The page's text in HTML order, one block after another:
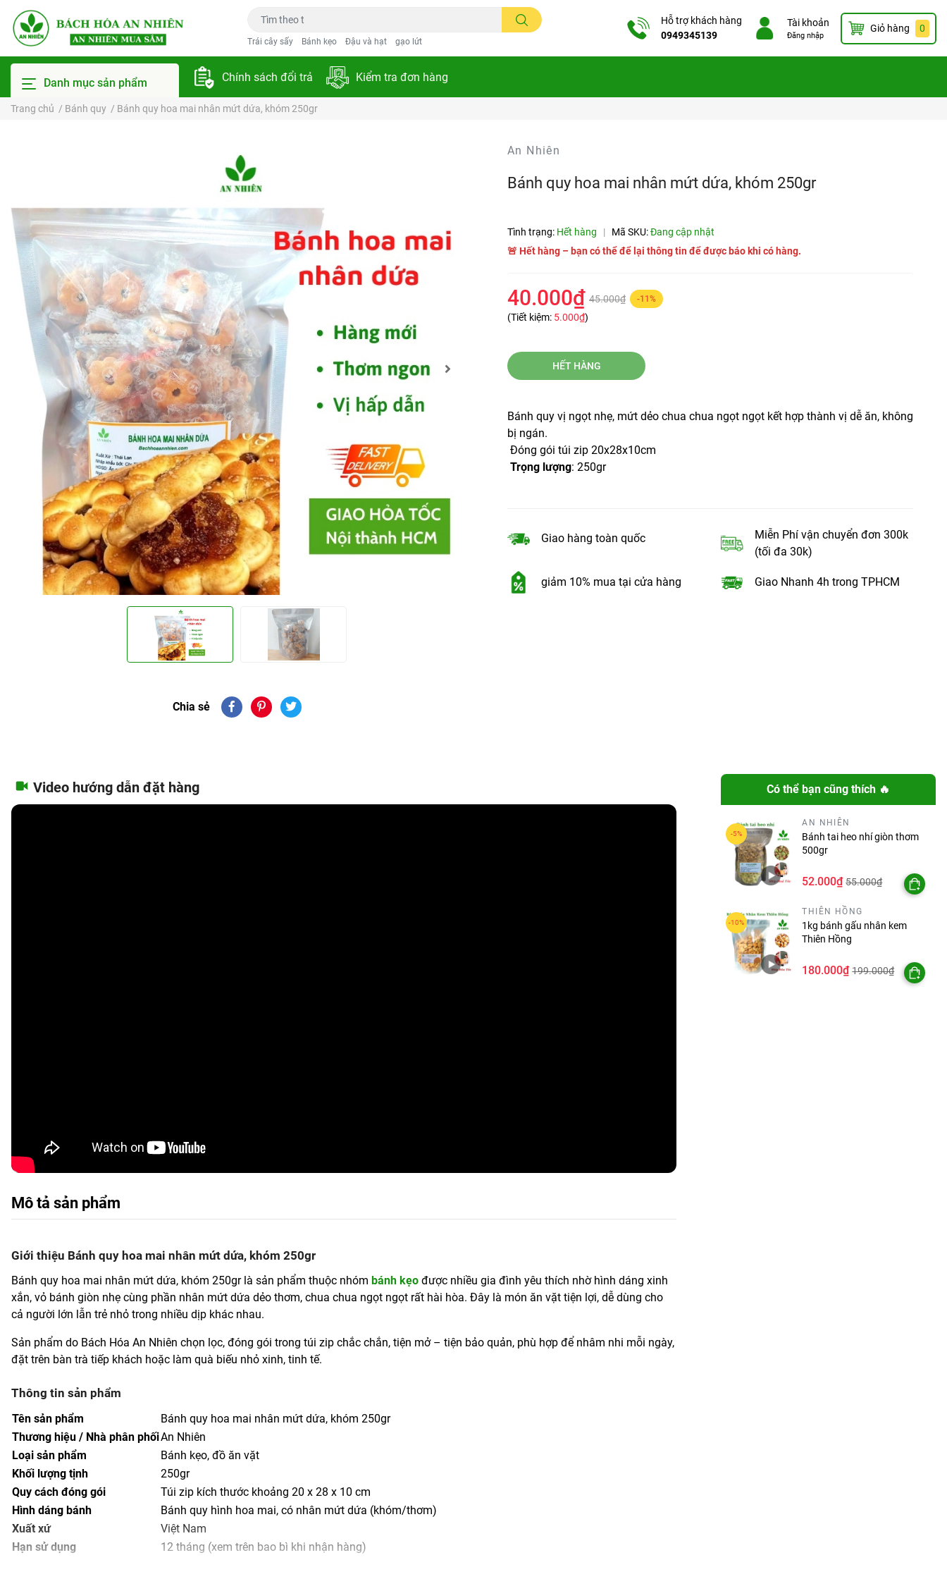
Trái cây sấy Bánh kẹo Đậu và hạt gạo lứt
Hỗ trợ khách hàng
0949345139
Tài khoản
Đăng nhập
Giỏ hàng 0
Danh mục sản phẩm Chính sách đổi trả Kiểm tra đơn hàng
Trang chủ / Bánh quy / Bánh quy hoa mai nhân mứt dứa, khóm 250gr
Chia sẻ
An Nhiên
Bánh quy hoa mai nhân mứt dứa, khóm 250gr
Tình trạng: Hết hàng | Mã SKU:Đang cập nhật
🚨 Hết hàng – bạn có thể để lại thông tin để được báo khi có hàng.
40.000₫ 45.000₫ -11%
(Tiết kiệm: 5.000₫)
HẾT HÀNG
Bánh quy vị ngọt nhẹ, mứt dẻo chua chua ngọt ngọt kết hợp thành vị dễ ăn, không
bị ngán.
Đóng gói túi zip 20x28x10cm
Trọng lượng: 250gr
Giao hàng toàn quốc
Miễn Phí vận chuyển đơn 300k
(tối đa 30k)
giảm 10% mua tại cửa hàng Giao Nhanh 4h trong TPHCM
Video hướng dẫn đặt hàng
Mô tả sản phẩm
Giới thiệu Bánh quy hoa mai nhân mứt dứa, khóm 250gr
Bánh quy hoa mai nhân mứt dứa, khóm 250gr là sản phẩm thuộc nhóm bánh kẹo được nhiều gia đình yêu thích nhờ hình dáng xinh
xắn, vỏ bánh giòn nhẹ cùng phần nhân mứt dứa dẻo thơm, chua chua ngọt ngọt rất hài hòa. Đây là món ăn vặt tiện lợi, dễ dùng cho
cả người lớn lẫn trẻ nhỏ trong nhiều dịp khác nhau.
Sản phẩm do Bách Hóa An Nhiên chọn lọc, đóng gói trong túi zip chắc chắn, tiện mở – tiện bảo quản, phù hợp để nhâm nhi mỗi ngày,
đặt trên bàn trà tiếp khách hoặc làm quà biếu nhỏ xinh, tinh tế.
Thông tin sản phẩm
Tên sản phẩm
Bánh quy hoa mai nhân mứt dứa, khóm 250gr
Thương hiệu / Nhà phân phốiAn Nhiên
Loại sản phẩm
Bánh kẹo, đồ ăn vặt
Khối lượng tịnh
250gr
Quy cách đóng gói
Túi zip kích thước khoảng 20 x 28 x 10 cm
Hình dáng bánh
Bánh quy hình hoa mai, có nhân mứt dứa (khóm/thơm)
Xuất xứ
Việt Nam
Hạn sử dụng
12 tháng (xem trên bao bì khi nhận hàng)
Có thể bạn cũng thích 🔥
AN NHIÊN
Bánh tai heo nhí giòn thơm
500gr
52.000₫ 55.000₫
THIÊN HỒNG
1kg bánh gấu nhân kem
Thiên Hồng
180.000₫ 199.000₫